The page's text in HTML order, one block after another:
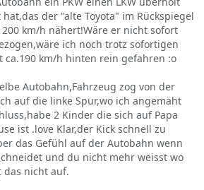
der "alte Toyota" im Rückspiegel
km/h nähert!Wäre er nicht sofort
ich noch trotz sofortigen
ca.190 km/h hinten rein gefahren :o
Autobahn,Fahrzeug zog von der
auf die linke Spur,wo ich angemäht
2 Kinder die sich auf Papa
ist .love Klar,der Kick schnell zu
das Gefühl auf der Autobahn wenn
und du nicht mehr weisst wo
nicht auf.